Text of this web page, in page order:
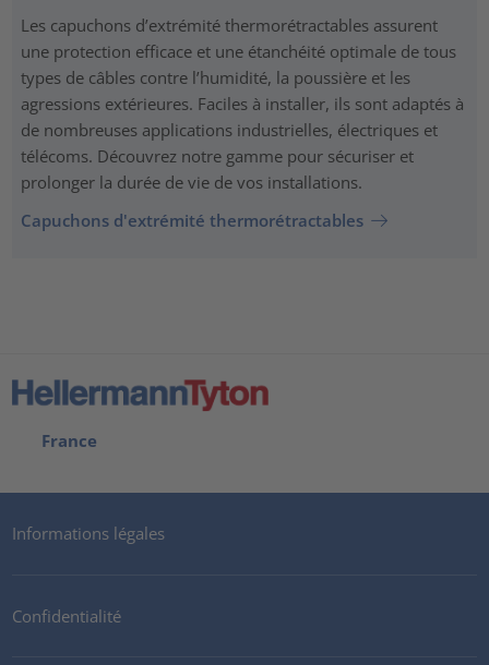
Les capuchons d’extrémité thermorétractables assurent
une protection efficace et une étanchéité optimale de tous
types de câbles contre l’humidité, la poussière et les
agressions extérieures. Faciles à installer, ils sont adaptés à
de nombreuses applications industrielles, électriques et
télécoms. Découvrez notre gamme pour sécuriser et
prolonger la durée de vie de vos installations.
Capuchons d'extrémité thermorétractables
France
Informations légales
Confidentialité